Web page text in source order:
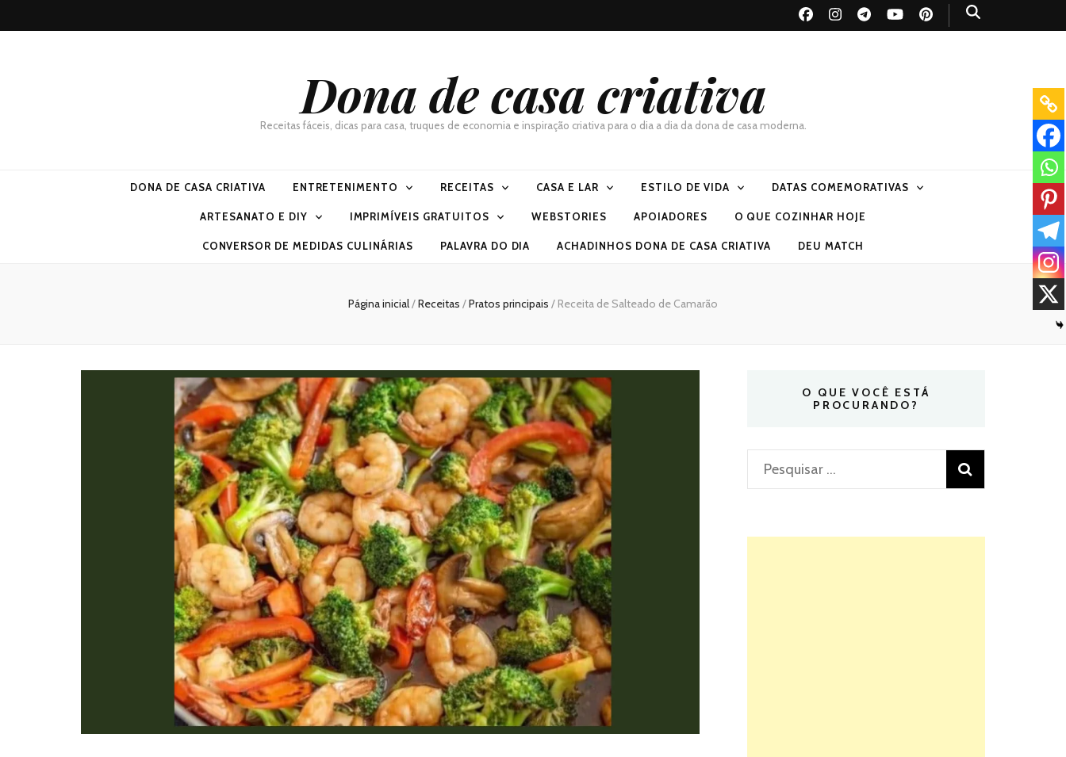
Dona de casa criativa
Receitas fáceis, dicas para casa, truques de economia e inspiração criativa para o dia a dia da dona de casa moderna.
DONA DE CASA CRIATIVA ENTRETENIMENTO RECEITAS CASA E LAR ESTILO DE VIDA DATAS COMEMORATIVAS
ARTESANATO E DIY IMPRIMÍVEIS GRATUITOS WEBSTORIES APOIADORES O QUE COZINHAR HOJE
CONVERSOR DE MEDIDAS CULINÁRIAS PALAVRA DO DIA ACHADINHOS DONA DE CASA CRIATIVA DEU MATCH
Página inicial/Receitas /Pratos principais / Receita de Salteado de Camarão
O QUE VOCÊ ESTÁ
PROCURANDO?
Pesquisar
por: